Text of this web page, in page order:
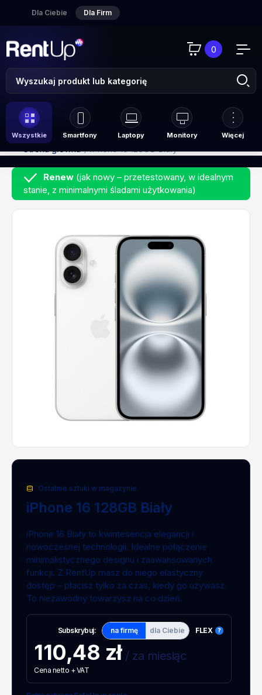
Dla Ciebie Dla Firm
0
Wszystkie Smartfony Laptopy Monitory Więcej
Strona główna iPhone 16 128GB Biały
Renew (jak nowy – przetestowany, w idealnym
stanie, z minimalnymi śladami użytkowania)
Ostatnie sztuki w magazynie
iPhone 16 128GB Biały
iPhone 16 Biały to kwintesencja elegancji i
nowoczesnej technologii. Idealne połączenie
minimalistycznego designu i zaawansowanych
funkcji. Z RentUp masz do niego elastyczny
dostęp – płacisz tylko za czas, kiedy go używasz.
To niezawodny towarzysz na co dzień.
Subskrybuj: na firmę dla Ciebie FLEX
110,48 zł/ za miesiąc
Cena netto + VAT